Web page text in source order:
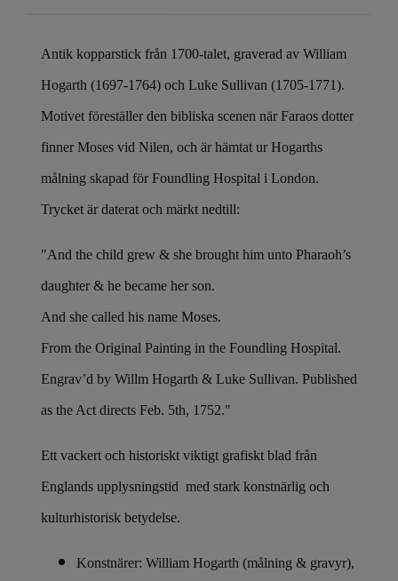
Antik kopparstick från 1700-talet, graverad av William
Hogarth (1697-1764) och Luke Sullivan (1705-1771).
Motivet föreställer den bibliska scenen när Faraos dotter
finner Moses vid Nilen, och är hämtat ur Hogarths
målning skapad för Foundling Hospital i London.
Trycket är daterat och märkt nedtill:
"And the child grew & she brought him unto Pharaoh’s
daughter & he became her son.
And she called his name Moses.
From the Original Painting in the Foundling Hospital.
Engrav’d by Willm Hogarth & Luke Sullivan. Published
as the Act directs Feb. 5th, 1752."
Ett vackert och historiskt viktigt grafiskt blad från
Englands upplysningstid med stark konstnärlig och
kulturhistorisk betydelse.
Konstnärer: William Hogarth (målning & gravyr),